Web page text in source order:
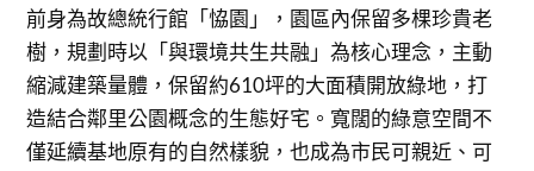
前身為故總統行館「恊園」，園區內保留多棵珍貴老
樹，規劃時以「與環境共生共融」為核心理念，主動
縮減建築量體，保留約610坪的大面積開放綠地，打
造結合鄰里公園概念的生態好宅。寬闊的綠意空間不
僅延續基地原有的自然樣貌，也成為市民可親近、可